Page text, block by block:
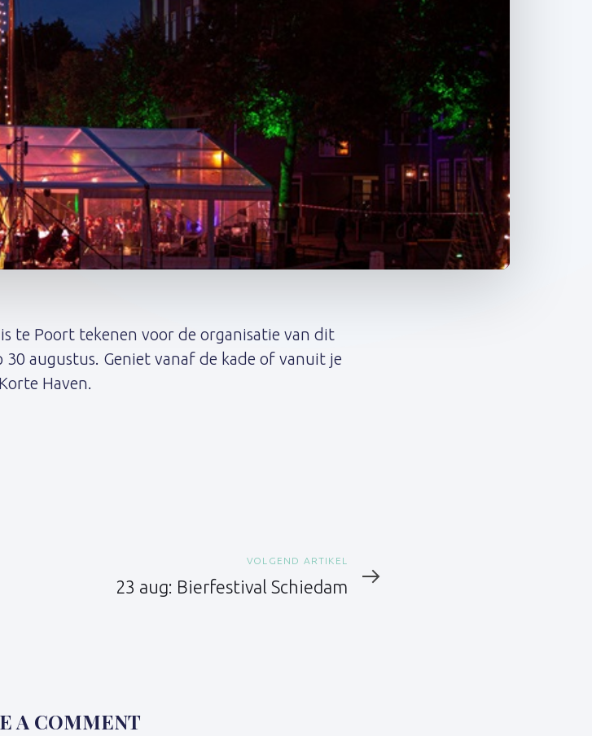
te Poort tekenen voor de organisatie van dit
augustus. Geniet vanaf de kade of vanuit je
Haven.
artikel
VOLGEND ARTIKEL
23 aug: Bierfestival Schiedam
A COMMENT